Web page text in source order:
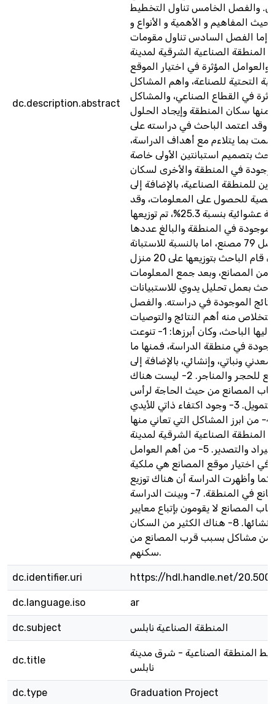
dc.description.abstract
والفصل الخامس تناول التخطيط
المفاهيم و الأهمية و الأنواع و
، إما الفصل السادس تناول مقومات
المنطقة الصناعية الشرقية لمدينة
والعوامل المؤثرة في اختيار الموقع
التحتية للصناعة، واهم المشاكل
في القطاع الصناعي، والمشاكل
منها سكان المنطقة وإيجاد الحلول
وقد اعتمد الباحث في دراسته على
بما يتلاءم مع أهداف الدراسة،
بتصميم استبانتين الأولى خاصة
في المنطقة والأخرى لسكان
للمنطقة الصناعية، بالإضافة إلى
للحصول على المعلومات، وقد
اخذ الباحث عينة عشوائية بنسبة 25.3%، تم توزيعها
في المنطقة والبالغ عددها
20 مصنع من أصل 79 مصنع، اما بالنسبة للاستبانة
الخاص بالسكان قام الباحث بتوزيعها على 20 منزل
من المصانع، وبعد جمع المعلومات
بعمل تحليل يدوي للاستبيانات
الموجودة في دراسته. والفصل
منه أهم النتائج والتوصيات
التي توصل إليها الباحث، وكان أبرزها: 1- تنوعت
في منطقة الدراسة، فمنها ما
ونباتي، وإنشائي، بالإضافة إلى
وجود مصانع للحجر والمناجر. 2- ليست هناك
المصانع من حيث الحاجة لرأس
المال والتمويل. 3- وجود اكتفاء ذاتي للأيدي
العاملة. 4- من ابرز المشاكل التي تعاني منها
المنطقة الصناعية الشرقية لمدينة
نابلس هي الاستيراد والتصدير. 5- من أهم العوامل
اختيار موقع المصانع هي ملكية
6- كما وأظهرت الدراسة أن هناك توزيع
عشوائي للمصانع في المنطقة. 7- وبينت الدراسة
المصانع لا يقومون بإتباع معايير
التخطيط عند إنشائها. 8- هناك الكثير من السكان
من مشاكل بسبب قرب المصانع من
سكنهم.
dc.identifier.uri https://hdl.handle.net/
dc.language.iso ar
dc.subject المنطقة الصناعية نابلس
dc.title
المنطقة الصناعية - شرق مدينة
نابلس
dc.type Graduation Project